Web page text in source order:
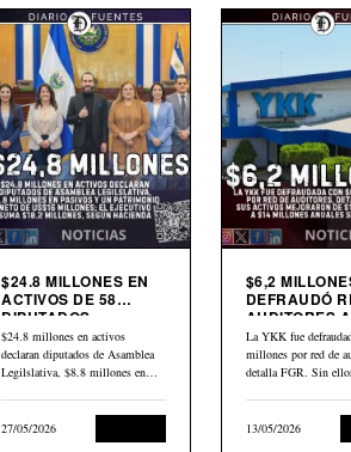
$24.8 MILLONES EN
ACTIVOS DE 58
DIPUTADOS
DECLARADOS EN
HACIENDA
$24.8 millones en activos
declaran diputados de Asamblea
Legilslativa, $8.8 millones en
27/05/2026
$6,2
DEFRAUDÓ
AUDITORES
YKK
La YKK fue
millones por red de
detalla FGR. Sin
13/05/2026